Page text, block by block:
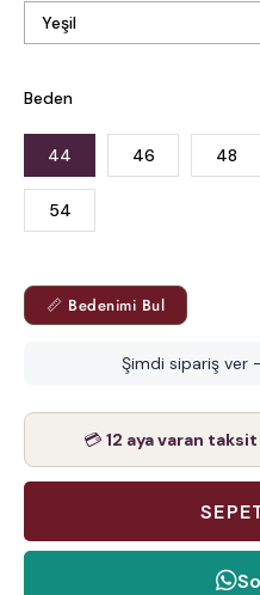
Beden
44 46 48
54
📏 Bedenimi Bul
Şimdi sipariş ver
💳 12 aya varan taksit